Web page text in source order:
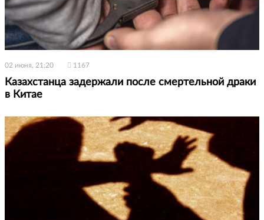
02 июня, 21:20 1167
Казахстанца задержали после смертельной драки
в Китае